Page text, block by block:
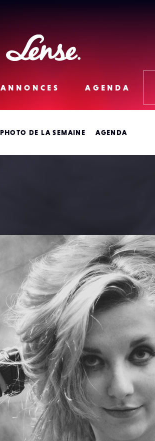
Lense
ANNONCES AGENDA
PHOTO DE LA SEMAINE AGENDA